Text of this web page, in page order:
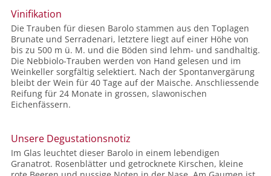
Vinifikation
Die Trauben für diesen Barolo stammen aus den Toplagen
Brunate und Serradenari, letztere liegt auf einer Höhe von
bis zu 500 m ü. M. und die Böden sind lehm- und sandhaltig.
Die Nebbiolo-Trauben werden von Hand gelesen und im
Weinkeller sorgfältig selektiert. Nach der Spontanvergärung
bleibt der Wein für 40 Tage auf der Maische. Anschliessende
Reifung für 24 Monate in grossen, slawonischen
Eichenfässern.
Unsere Degustationsnotiz
Im Glas leuchtet dieser Barolo in einem lebendigen
Granatrot. Rosenblätter und getrocknete Kirschen, kleine